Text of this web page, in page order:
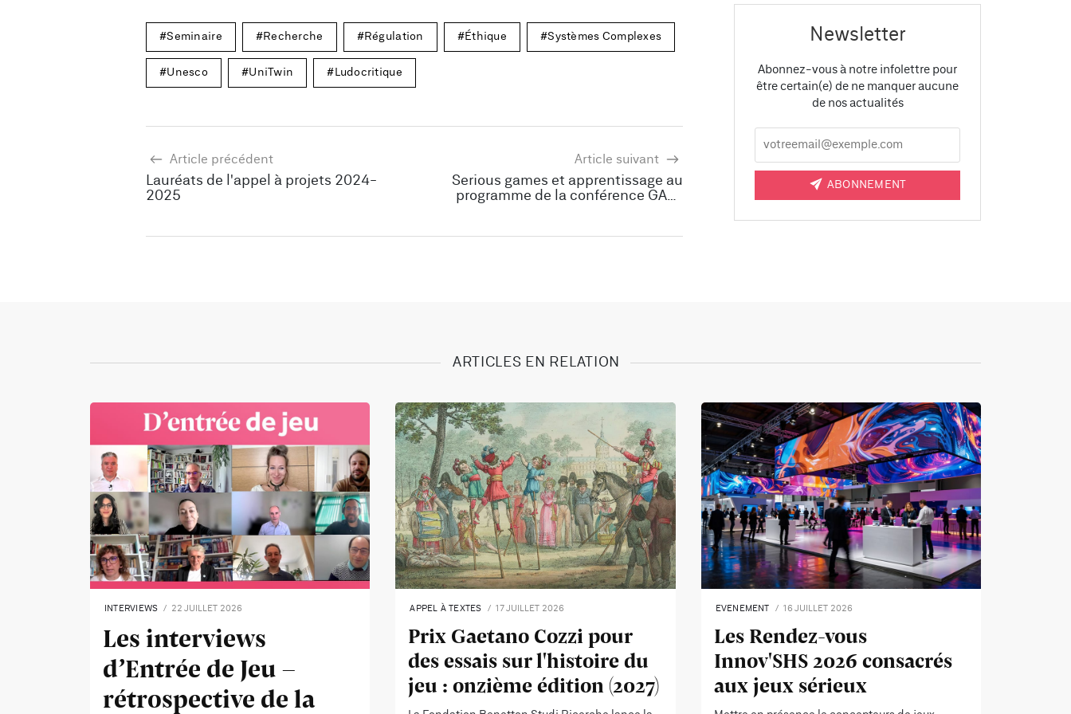
Seminaire Recherche Régulation Éthique Systèmes Complexes
Unesco UniTwin Ludocritique
Article précédent
Lauréats de l'appel à projets 2024-
2025
Article suivant
Serious games et apprentissage au
programme de la conférence GALA
Newsletter
Abonnez-vous à notre infolettre pour
être certain(e) de ne manquer aucune
de nos actualités
ABONNEMENT
ARTICLES EN RELATION
INTERVIEWS 22 JUILLET 2026
Les interviews
d’Entrée de Jeu -
rétrospective de la
APPEL À TEXTES 17 JUILLET 2026
Prix Gaetano Cozzi pour
des essais sur l'histoire du
jeu : onzième édition (2027)
EVENEMENT 16 JUILLET 2026
Les Rendez-vous
Innov'SHS 2026 consacrés
aux jeux sérieux